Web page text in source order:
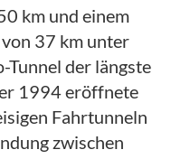
km und einem
37 km unter
Tunnel der längste
1994 eröffnete
Fahrtunneln
zwischen